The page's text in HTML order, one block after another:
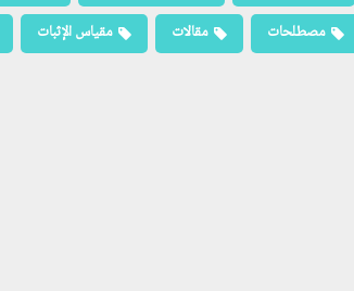
مصطلحات مقالات مقياس الإثبات